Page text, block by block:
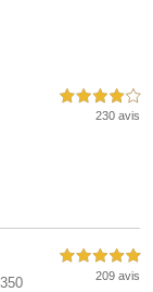
4,0 étoiles sur 5
230 avis
5,0 étoiles sur 5
209 avis